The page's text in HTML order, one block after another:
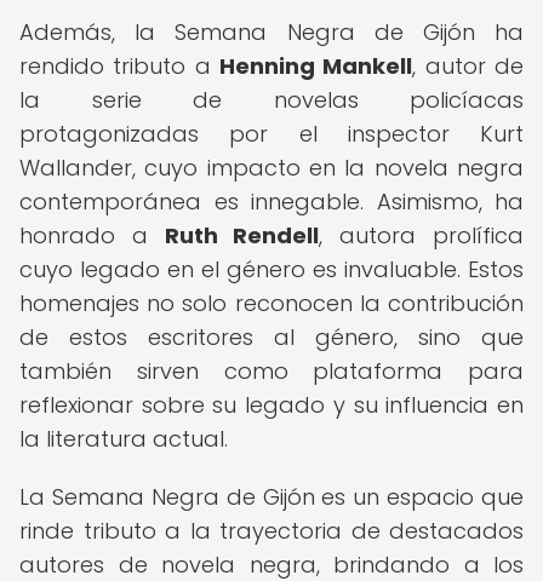
Además, la Semana Negra de Gijón ha
rendido tributo a Henning Mankell, autor de
la serie de novelas policíacas
protagonizadas por el inspector Kurt
Wallander, cuyo impacto en la novela negra
contemporánea es innegable. Asimismo, ha
honrado a Ruth Rendell, autora prolífica
cuyo legado en el género es invaluable. Estos
homenajes no solo reconocen la contribución
de estos escritores al género, sino que
también sirven como plataforma para
reflexionar sobre su legado y su influencia en
la literatura actual.
La Semana Negra de Gijón es un espacio que
rinde tributo a la trayectoria de destacados
autores de novela negra, brindando a los